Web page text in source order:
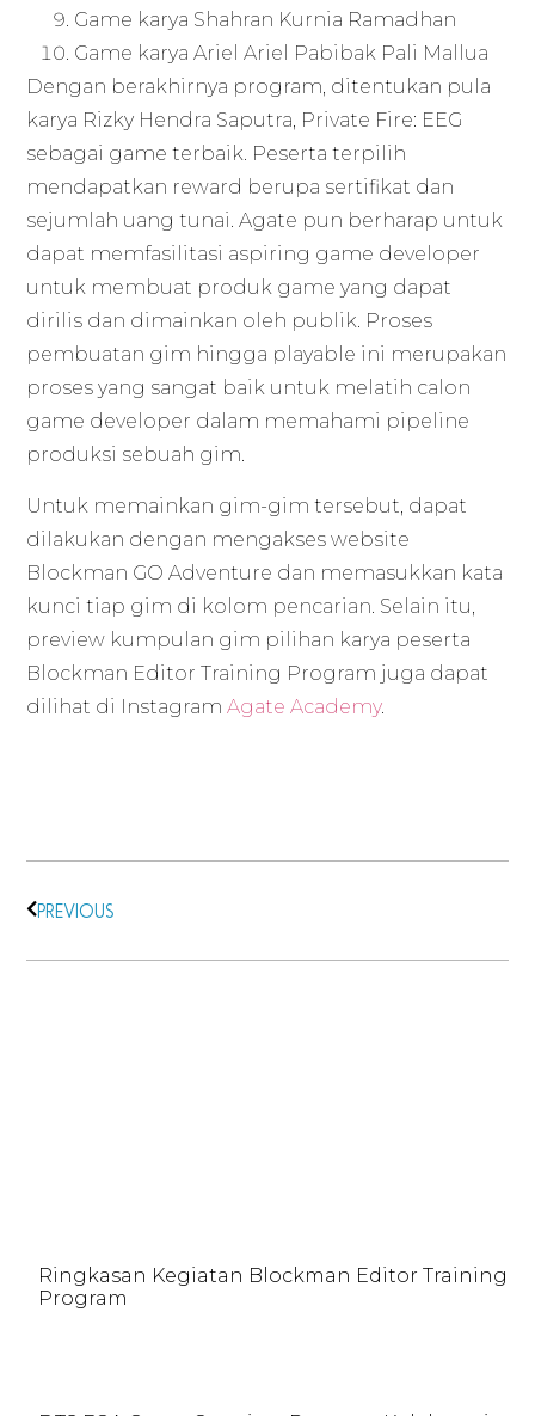
Game karya Shahran Kurnia Ramadhan
Game karya Ariel Ariel Pabibak Pali Mallua
Dengan berakhirnya program, ditentukan pula
karya Rizky Hendra Saputra, Private Fire: EEG
sebagai game terbaik. Peserta terpilih
mendapatkan reward berupa sertifikat dan
sejumlah uang tunai. Agate pun berharap untuk
dapat memfasilitasi aspiring game developer
untuk membuat produk game yang dapat
dirilis dan dimainkan oleh publik. Proses
pembuatan gim hingga playable ini merupakan
proses yang sangat baik untuk melatih calon
game developer dalam memahami pipeline
produksi sebuah gim.
Untuk memainkan gim-gim tersebut, dapat
dilakukan dengan mengakses website
Blockman GO Adventure dan memasukkan kata
kunci tiap gim di kolom pencarian. Selain itu,
preview kumpulan gim pilihan karya peserta
Blockman Editor Training Program juga dapat
dilihat di InstagramAgate Academy.
PREVIOUS
Ringkasan Kegiatan Blockman Editor Training
Program